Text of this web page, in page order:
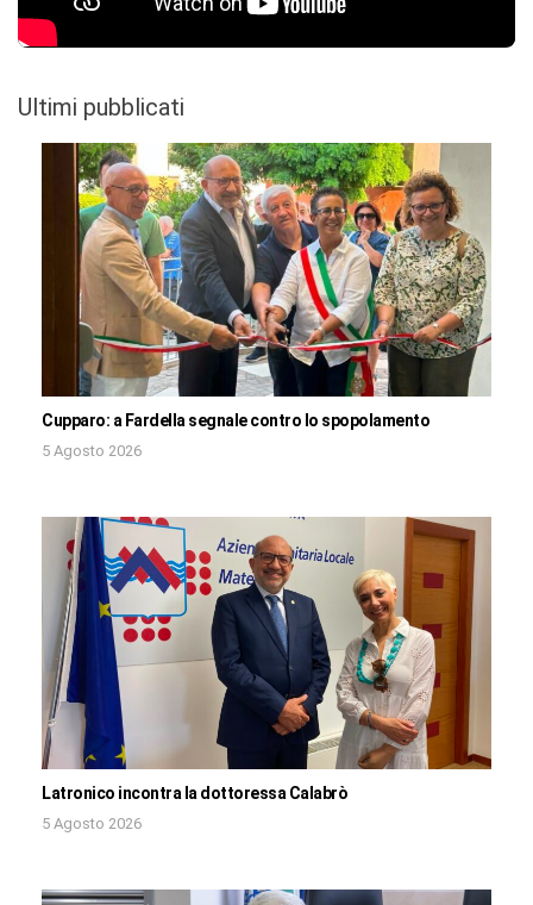
Ultimi pubblicati
Cupparo: a Fardella segnale contro lo spopolamento
5 Agosto 2026
Latronico incontra la dottoressa Calabrò
5 Agosto 2026